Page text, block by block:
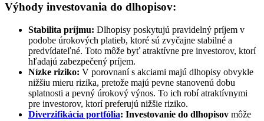
Výhody investovania do dlhopisov:
Stabilita príjmu: Dlhopisy poskytujú pravidelný príjem v
podobe úrokových platieb, ktoré sú zvyčajne stabilné a
predvídateľné. Toto môže byť atraktívne pre investorov, ktorí
hľadajú zabezpečený príjem.
Nízke riziko: V porovnaní s akciami majú dlhopisy obvykle
nižšiu mieru rizika, pretože majú pevne stanovenú dobu
splatnosti a pevný úrokový výnos. To ich robí atraktívnymi
pre investorov, ktorí preferujú nižšie riziko.
Diverzifikácia portfólia: Investovanie do dlhopisov môže